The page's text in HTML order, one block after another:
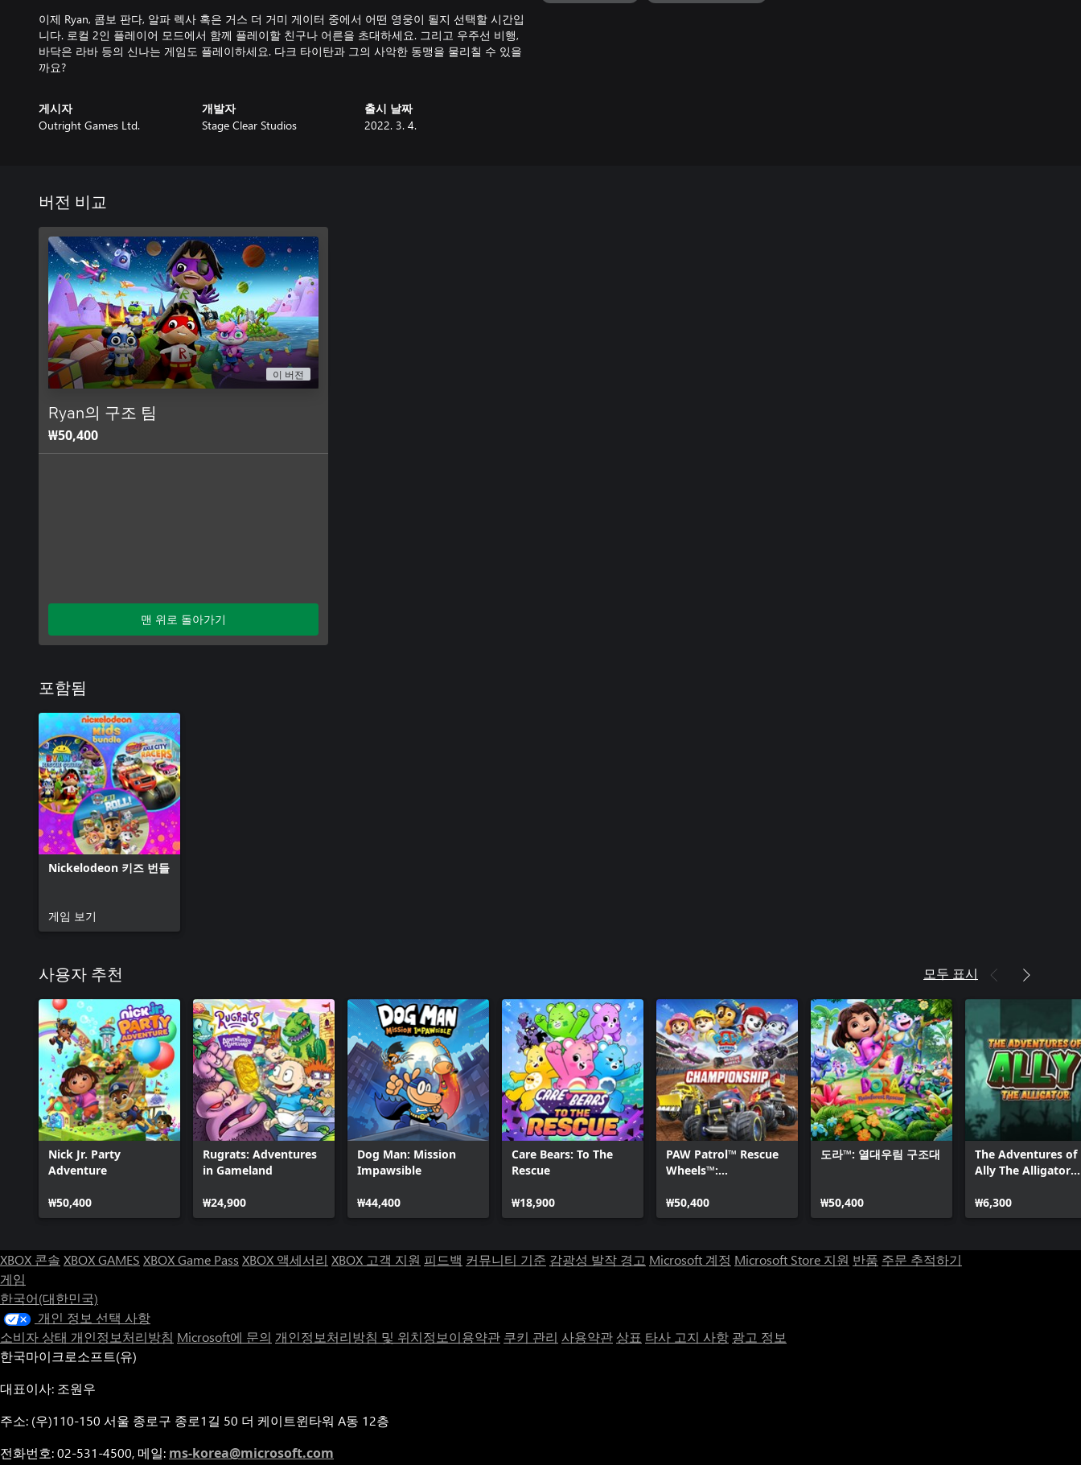
이제 Ryan, 콤보 판다, 알파 렉사 혹은 거스 더 거미 게이터 중에서 어떤 영웅이 될지 선택할 시간입
니다. 로컬 2인 플레이어 모드에서 함께 플레이할 친구나 어른을 초대하세요. 그리고 우주선 비행,
바닥은 라바 등의 신나는 게임도 플레이하세요. 다크 타이탄과 그의 사악한 동맹을 물리칠 수 있을
까요?
게시자
Outright Games Ltd.
개발자
Stage Clear Studios
출시 날짜
2022. 3. 4.
버전 비교
이 버전
Ryan의 구조 팀
₩50,400
맨 위로 돌아가기
포함됨
Nickelodeon 키즈 번들
게임 보기
사용자 추천 모두 표시
Nick Jr. Party
Adventure
₩50,400
Rugrats: Adventures
in Gameland
₩24,900
Dog Man: Mission
Impawsible
₩44,400
Care Bears: To The
Rescue
₩18,900
PAW Patrol™ Rescue
Wheels™:
₩50,400
도라™: 열대우림 구조대
₩50,400
The Adventures of
Ally The Alligator
₩6,300
XBOX 콘솔 XBOX GAMES XBOX Game Pass XBOX 액세서리 XBOX 고객 지원 피드백 커뮤니티 기준 감광성 발작 경고 Microsoft 계정 Microsoft Store 지원 반품 주문 추적하기
게임
한국어(대한민국)
개인 정보 선택 사항
소비자 상태 개인정보처리방침 Microsoft에 문의 개인정보처리방침 및 위치정보이용약관 쿠키 관리 사용약관 상표 타사 고지 사항 광고 정보
한국마이크로소프트(유)
대표이사: 조원우
주소: (우)110-150 서울 종로구 종로1길 50 더 케이트윈타워 A동 12층
전화번호: 02-531-4500, 메일: ms-korea@microsoft.com